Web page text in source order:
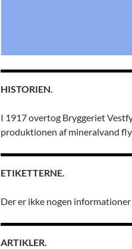
HISTORIEN.
I 1917 overtog Bryggeriet
produktionen af mineralvand
ETIKETTERNE.
Der er ikke nogen
ARTIKLER.